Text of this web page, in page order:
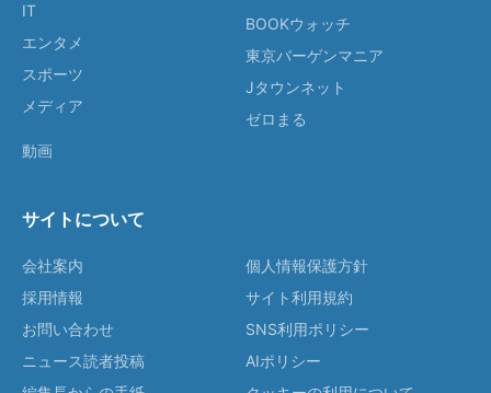
IT
エンタメ
スポーツ
メディア
動画
BOOKウォッチ
東京バーゲンマニア
Jタウンネット
ゼロまる
サイトについて
会社案内
採用情報
お問い合わせ
ニュース読者投稿
個人情報保護方針
サイト利用規約
SNS利用ポリシー
AIポリシー